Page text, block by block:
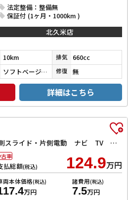
法定整備：整備無
保証付 (1ヶ月・1000km )
北久米店
10km 排気 660cc
ソフトベージュメタリック 修復 無
詳細はこちら
L ETC バックカメラ 両側スライド・片側電動 ナビ TV クリアランスソナー オートクルーズコントロール レーンアシスト 衝突被害軽減システム オートライト スマートキー アイドリングストップ
払総額(税込) 124.9万円
両本体価格(税込)
万円
諸費用(税込)
7.5万円
車